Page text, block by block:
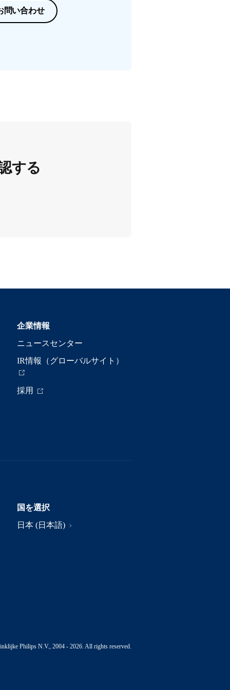
問い合わせ
する
企業情報
ニュースセンター
IR情報（グローバルサイト）
採用
国を選択
日本 (日本語)
Philips N.V., 2004 - 2026. All rights reserved.